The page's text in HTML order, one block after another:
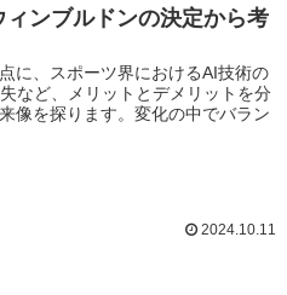
ィンブルドンの決定から考
に、スポーツ界におけるAI技術の
など、メリットとデメリットを分
像を探ります。変化の中でバラン
2024.10.11